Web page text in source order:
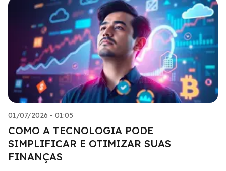
01/07/2026 - 01:05
COMO A TECNOLOGIA PODE
SIMPLIFICAR E OTIMIZAR SUAS
FINANÇAS